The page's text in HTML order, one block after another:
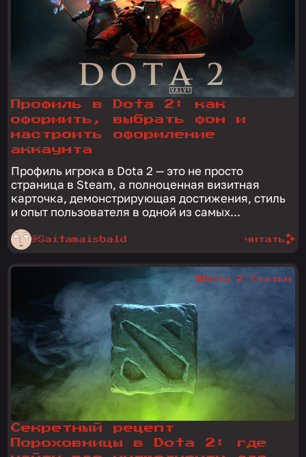
Профиль в Dota 2: как
оформить, выбрать фон и
настроить оформление
аккаунта
Профиль игрока в Dota 2 — это не просто
страница в Steam, а полноценная визитная
карточка, демонстрирующая достижения, стиль
и опыт пользователя в одной из самых...
@Saitamaisbald читать
Секретный рецепт
Пороховницы в Dota 2: где
#Dota 2 Статьи